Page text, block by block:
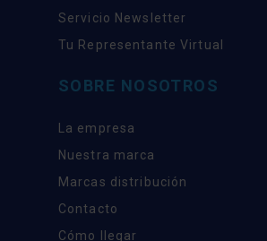
Servicio Newsletter
Tu Representante Virtual
SOBRE NOSOTROS
La empresa
Nuestra marca
Marcas distribución
Contacto
Cómo llegar